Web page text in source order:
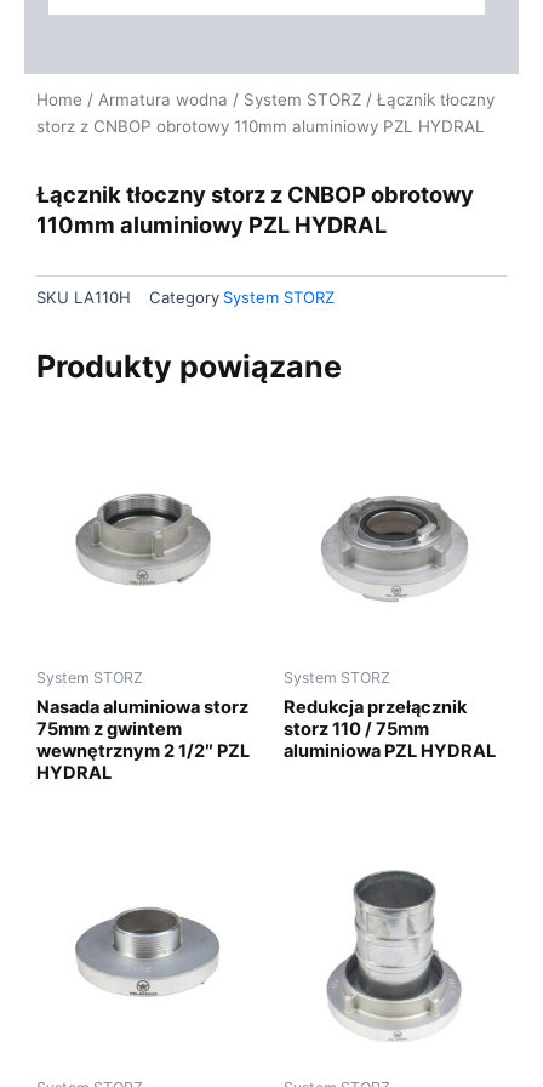
Home / Armatura wodna / System STORZ / Łącznik tłoczny
storz z CNBOP obrotowy 110mm aluminiowy PZL HYDRAL
Łącznik tłoczny storz z CNBOP obrotowy
110mm aluminiowy PZL HYDRAL
SKU LA110H Category System STORZ
Produkty powiązane
System STORZ
Nasada aluminiowa storz
75mm z gwintem
wewnętrznym 2 1/2″ PZL
HYDRAL
System STORZ
Redukcja przełącznik
storz 110 / 75mm
aluminiowa PZL HYDRAL